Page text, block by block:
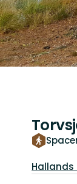
Hallands